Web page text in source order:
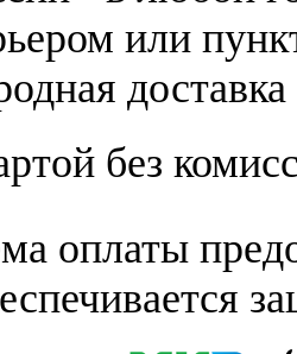
или
без
оплаты